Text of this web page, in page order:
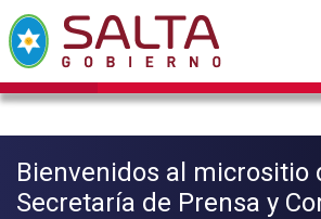
Bienvenidos al micrositio
Secretaría de Prensa y